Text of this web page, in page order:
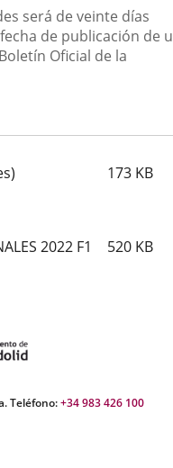
será de veinte días
fecha de publicación de
Oficial de la
173 KB
2022 F1 520 KB
Teléfono:+34 983 426 100